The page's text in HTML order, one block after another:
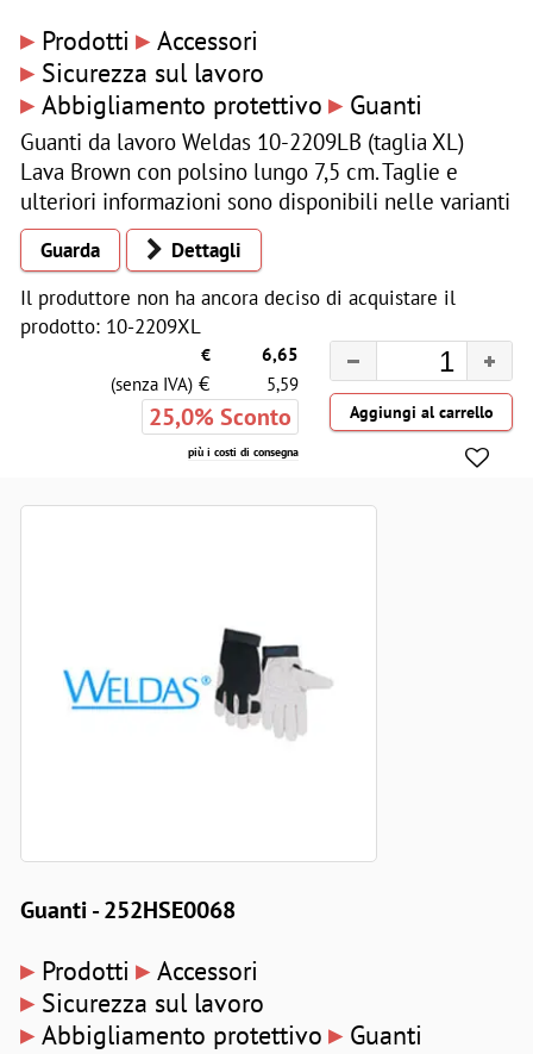
▸ Prodotti ▸ Accessori
▸ Sicurezza sul lavoro
▸ Abbigliamento protettivo ▸ Guanti
Guanti da lavoro Weldas 10-2209LB (taglia XL)
Lava Brown con polsino lungo 7,5 cm. Taglie e
ulteriori informazioni sono disponibili nelle varianti
Guarda
Dettagli
Il produttore non ha ancora deciso di acquistare il
prodotto: 10-2209XL
€
6,65
(senza IVA) € 5,59
25,0% Sconto
più i costi di consegna
Guanti - 252HSE0068
▸ Prodotti ▸ Accessori
▸ Sicurezza sul lavoro
▸ Abbigliamento protettivo ▸ Guanti